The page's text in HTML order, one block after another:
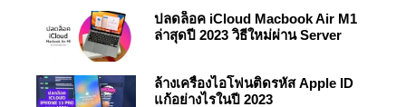
ปลดล็อค iCloud Macbook Air M1
ล่าสุดปี 2023 วิธีใหม่ผ่าน Server
ล้างเครื่องไอโฟนติดรหัส Apple ID
แก้อย่างไรในปี 2023